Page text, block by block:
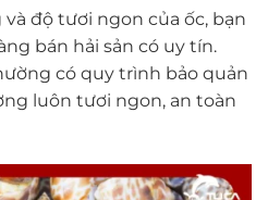
độ tươi ngon của ốc, bạn
bán hải sản có uy tín.
có quy trình bảo quản
luôn tươi ngon, an toàn